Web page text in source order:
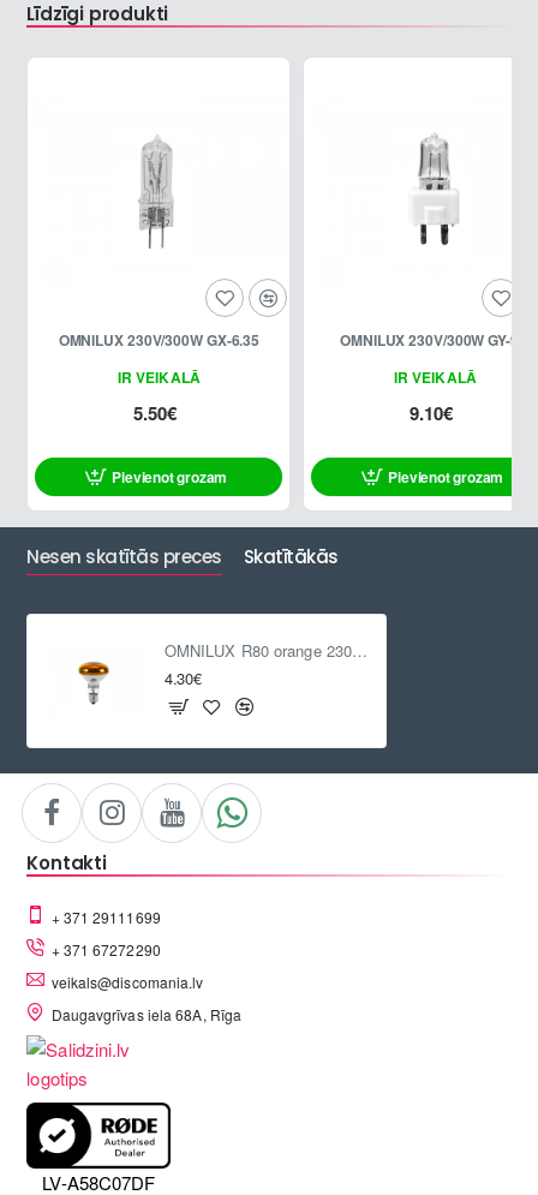
Līdzīgi produkti
IR VEIKALĀ
OMNILUX 230V/300W GX-6.35
5.50€
Pievienot grozam
IR VEIKALĀ
OMNILUX 230V/300W GY-9.5
9.10€
Pievienot grozam
Nesen skatītās preces Skatītākās
OMNILUX R80 orange 230V/60W
4.30€
Kontakti
+ 371 29111699
+ 371 67272290
veikals@discomania.lv
Daugavgrīvas iela 68A, Rīga
LV-A58C07DF